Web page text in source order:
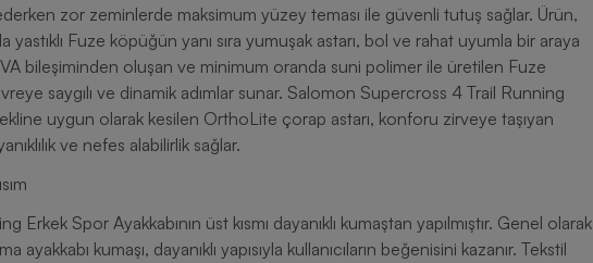
zor zeminlerde maksimum yüzey teması ile güvenli tutuş sağlar. Ürün,
Fuze köpüğün yanı sıra yumuşak astarı, bol ve rahat uyumla bir araya
bileşiminden oluşan ve minimum oranda suni polimer ile üretilen Fuze
saygılı ve dinamik adımlar sunar. Salomon Supercross 4 Trail Running
uygun olarak kesilen OrthoLite çorap astarı, konforu zirveye taşıyan
ve nefes alabilirlik sağlar.
Spor Ayakkabının üst kısmı dayanıklı kumaştan yapılmıştır. Genel olarak
kumaşı, dayanıklı yapısıyla kullanıcıların beğenisini kazanır. Tekstil